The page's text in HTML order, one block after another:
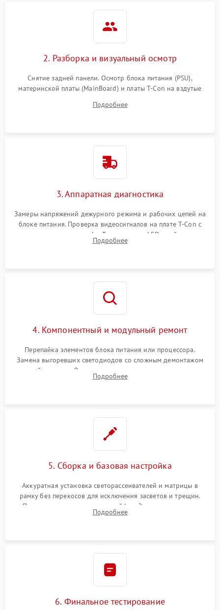
2. Разборка и визуальный осмотр
Снятие задней панели. Осмотр блока питания (PSU),
материнской платы (MainBoard) и платы T-Con на вздутые
Проверка надежности фиксации и целостности шлейфов.
Подробнее
3. Аппаратная диагностика
Замеры напряжений дежурного режима и рабочих цепей на
блоке питания. Проверка видеосигналов на плате T-Con с
помощью осциллографа. Тестирование LED-драйвера и
светодиодных планок подсветки мультиметром.
Подробнее
4. Компонентный и модульный ремонт
Перепайка элементов блока питания или процессора.
Замена выгоревших светодиодов со сложным демонтажом
хрупкой матрицы. Восстановление поврежденных дорожек,
прошивка микросхем памяти EEPROM
Подробнее
5. Сборка и базовая настройка
Аккуратная установка светорассеивателей и матрицы в
рамку без перекосов для исключения засветов и трещин.
Подключение внутренних шлейфов. Закрытие корпуса.
Сброс настроек и обновление программного обеспечения.
Подробнее
6. Финальное тестирование